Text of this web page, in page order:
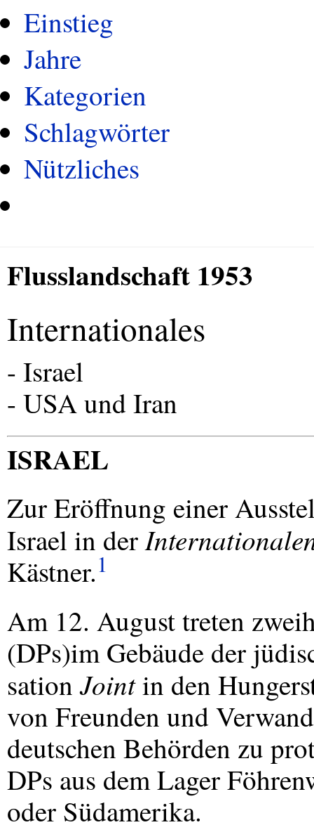
Einstieg
Jahre
Kategorien
Schlagwörter
Nützliches
Flusslandschaft 1953
Internationales
- Israel
- USAund Iran
ISRAEL
Zur Eröffnung einer
Israel in der
Kästner.1
Am 12. August treten
(DPs)im Gebäude der
sationJointin den
von Freunden und
deutschen Behörden zu
DPs aus dem Lager
oder Südamerika.